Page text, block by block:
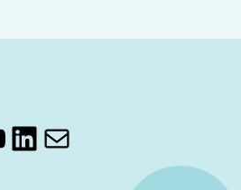
Oost
LinkedIn
Mail